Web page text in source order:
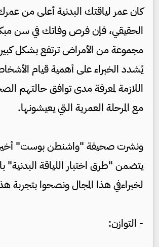
كان عمر لياقتك البدنية أعلى من
الحقيقي، فإن فرص وفاتك في سن
مجموعة من الأمراض ترتفع بشكل
يُشدد الخبراء على أهمية قيام
اللازمة لمعرفة مدى توافق حالتهم
مع المرحلة العمرية التي يعيشونها.
ونشرت صحيفة "واشنطن بوست" أخيراً
يتضمن "طرق اختبار اللياقة البدنية"
لخبراءفي هذا المجال ونصحوا بتجربة
- التوازن: